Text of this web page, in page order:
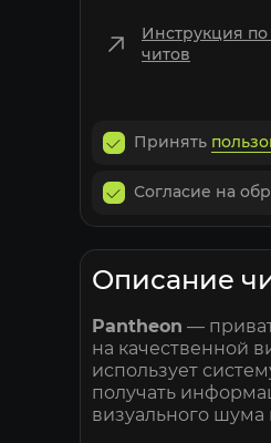
Инструкция по
читов
Принять
Согласие на
Описание
Pantheon —
на качественной
использует
получать
визуального шума